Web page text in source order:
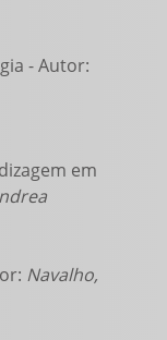
- Autor:
em
Navalho,